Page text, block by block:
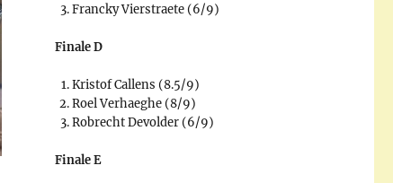
Francky Vierstraete (6/9)
Finale D
Kristof Callens (8.5/9)
Roel Verhaeghe (8/9)
Robrecht Devolder (6/9)
Finale E